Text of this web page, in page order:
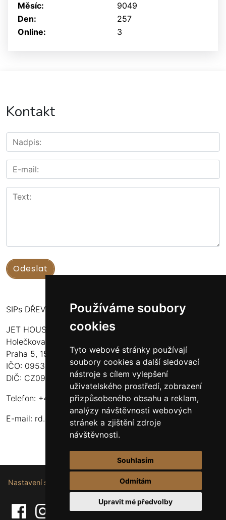
Používáme soubory
cookies
Tyto webové stránky používají
soubory cookies a další sledovací
nástroje s cílem vylepšení
uživatelského prostředí, zobrazení
přizpůsobeného obsahu a reklam,
analýzy návštěvnosti webových
stránek a zjištění zdroje
návštěvnosti.
Souhlasím
Odmítám
Upravit mé předvolby
Online: 3
Měsíc:
9049
Den:
257
Kontakt
SIPs DŘEVOSTAVBY
JET HOUSE S.R.O.
Holečkova 789/49
Praha 5, 150 00
IČO: 09532935
DIČ: CZ09532935
Telefon: +420 737 107 003
E-mail: rd.drevostavby@gmail.com
Nastavení souborů cookie.